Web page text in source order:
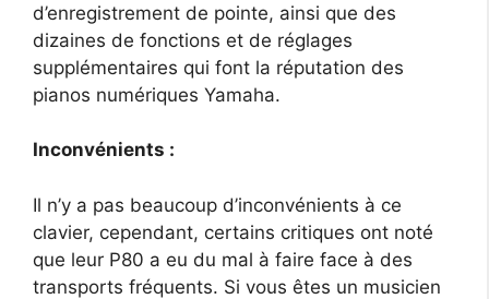
d’enregistrement de pointe, ainsi que des
dizaines de fonctions et de réglages
supplémentaires qui font la réputation des
pianos numériques Yamaha.
Inconvénients :
Il n’y a pas beaucoup d’inconvénients à ce
clavier, cependant, certains critiques ont noté
que leur P80 a eu du mal à faire face à des
transports fréquents. Si vous êtes un musicien